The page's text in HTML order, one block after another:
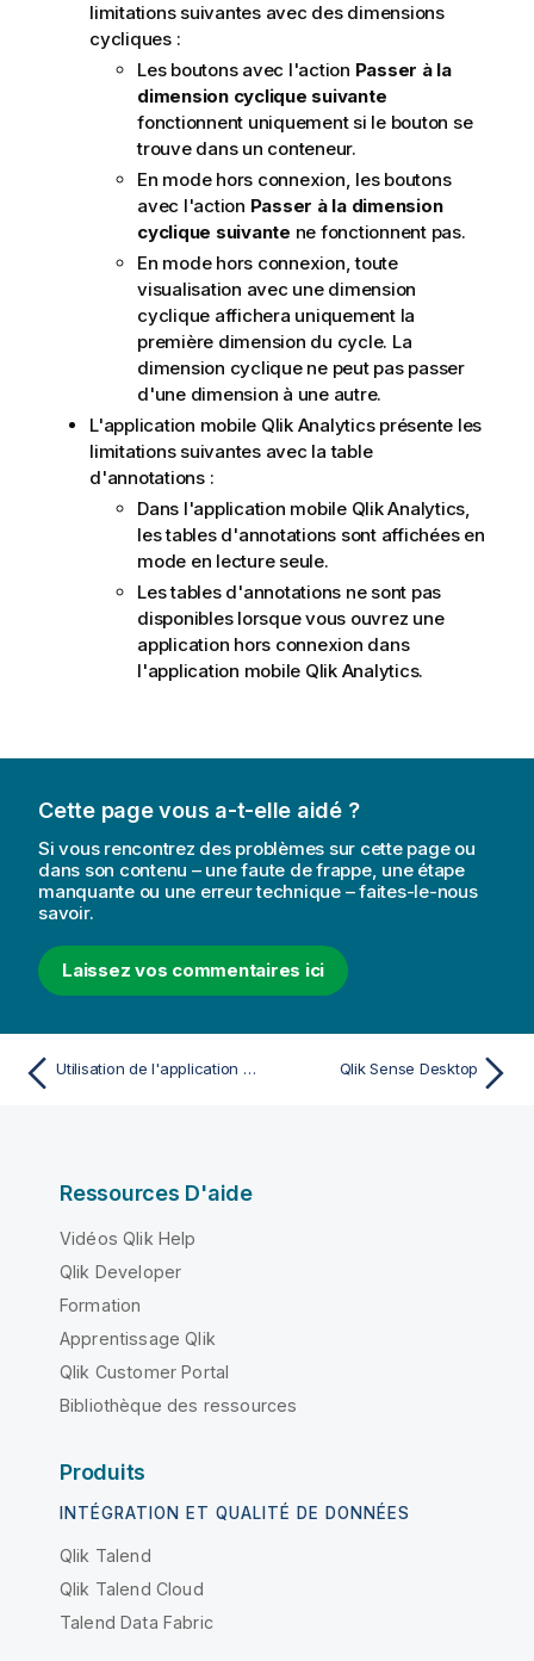
limitations suivantes avec des dimensions
cycliques :
Les boutons avec l'action Passer à la
dimension cyclique suivante
fonctionnent uniquement si le bouton se
trouve dans un conteneur.
En mode hors connexion, les boutons
avec l'action Passer à la dimension
cyclique suivante ne fonctionnent pas.
En mode hors connexion, toute
visualisation avec une dimension
cyclique affichera uniquement la
première dimension du cycle. La
dimension cyclique ne peut pas passer
d'une dimension à une autre.
L'application mobile Qlik Analyticsprésente les
limitations suivantes avec latable
d'annotations:
Dans l'application mobile Qlik Analytics,
les tables d'annotations sont affichées en
mode en lecture seule.
Les tables d'annotations ne sont pas
disponibles lorsque vous ouvrez une
application hors connexion dans
l'application mobile Qlik Analytics.
Cette page vous a-t-elle aidé ?
Si vous rencontrez des problèmes sur cette page ou
dans son contenu – une faute de frappe, une étape
manquante ou une erreur technique – faites-le-nous
savoir.
Laissez vos commentaires ici
Utilisation de l'application mobile Qlik Analytics Qlik Sense Desktop
Ressources D'aide
Vidéos Qlik Help
Qlik Developer
Formation
Apprentissage Qlik
Qlik Customer Portal
Bibliothèque des ressources
Produits
INTÉGRATION ET QUALITÉ DE DONNÉES
Qlik Talend
Qlik Talend Cloud
Talend Data Fabric